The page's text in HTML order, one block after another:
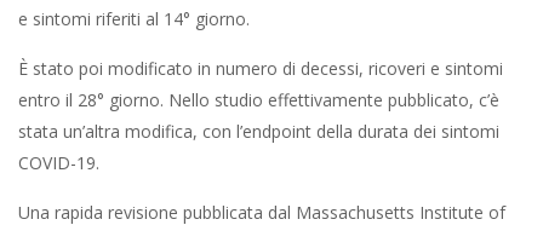
e sintomi riferiti al 14° giorno.
È stato poi modificato in numero di decessi, ricoveri e sintomi
entro il 28° giorno. Nello studio effettivamente pubblicato, c’è
stata un’altra modifica, con l’endpoint della durata dei sintomi
COVID-19.
Una rapida revisione pubblicata dal Massachusetts Institute of